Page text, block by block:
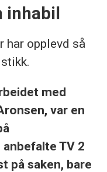
inhabil
har opplevd så
med
var en
TV 2
på saken, bare